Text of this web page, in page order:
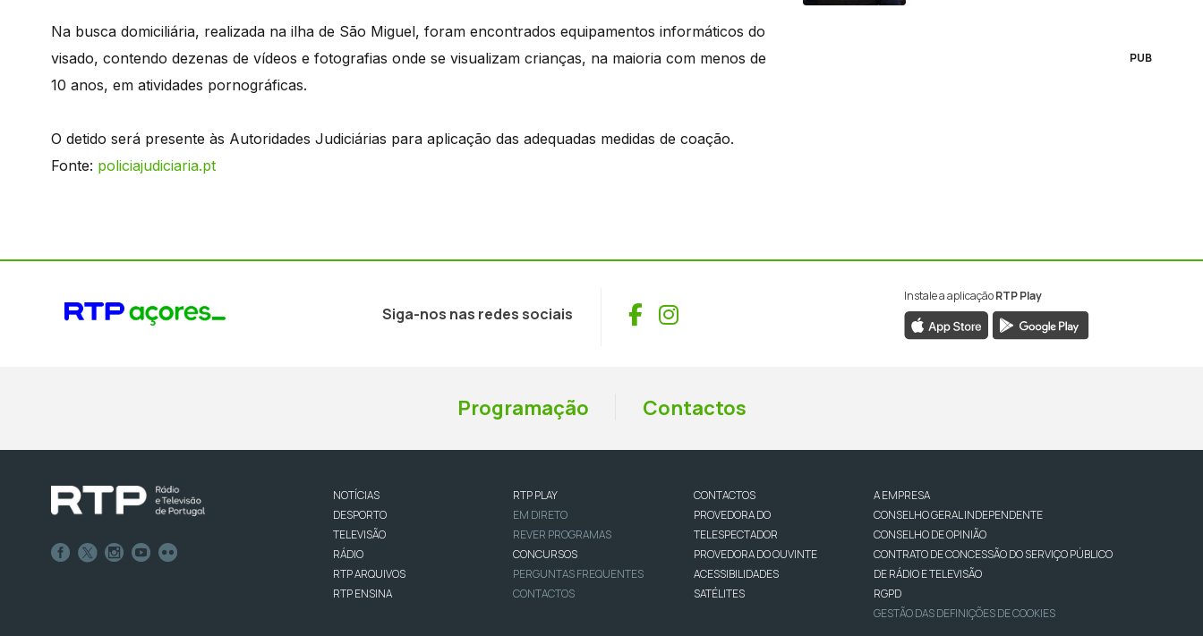
Na busca domiciliária, realizada na ilha de São Miguel, foram encontrados equipamentos informáticos do
visado, contendo dezenas de vídeos e fotografias onde se visualizam crianças, na maioria com menos de
10 anos, em atividades pornográficas.
O detido será presente às Autoridades Judiciárias para aplicação das adequadas medidas de coação.
Fonte: policiajudiciaria.pt
PUB
Siga-nos nas redes sociais Facebook
Instagram
Instale a aplicaçãoRTP Play
Programação Contactos
NOTÍCIAS
DESPORTO
TELEVISÃO
RÁDIO
RTP ARQUIVOS
RTP ENSINA
RTP PLAY
EM DIRETO
REVER PROGRAMAS
CONCURSOS
PERGUNTAS FREQUENTES
CONTACTOS
CONTACTOS
PROVEDORA DO
TELESPECTADOR
PROVEDORA DO OUVINTE
ACESSIBILIDADES
SATÉLITES
A EMPRESA
CONSELHO GERAL INDEPENDENTE
CONSELHO DE OPINIÃO
CONTRATO DE CONCESSÃO DO SERVIÇO PÚBLICO
DE RÁDIO E TELEVISÃO
RGPD
GESTÃO DAS DEFINIÇÕES DE COOKIES